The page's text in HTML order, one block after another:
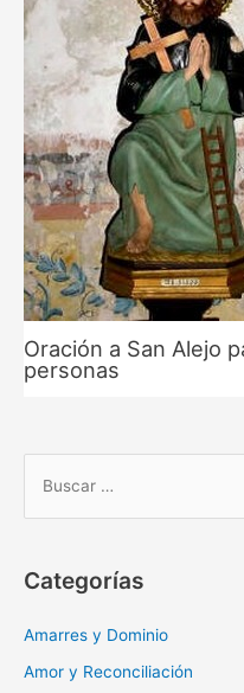
Oración a San Alejo
personas
r
Categorías
Amarres y Dominio
Amor y Reconciliación